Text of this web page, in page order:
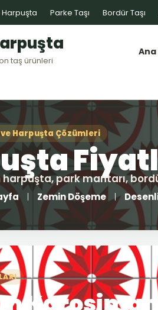
Harpuşta Parke Taşı Bordür Taşı
taş ürünleri
Zemin Döşeme
Karosiman